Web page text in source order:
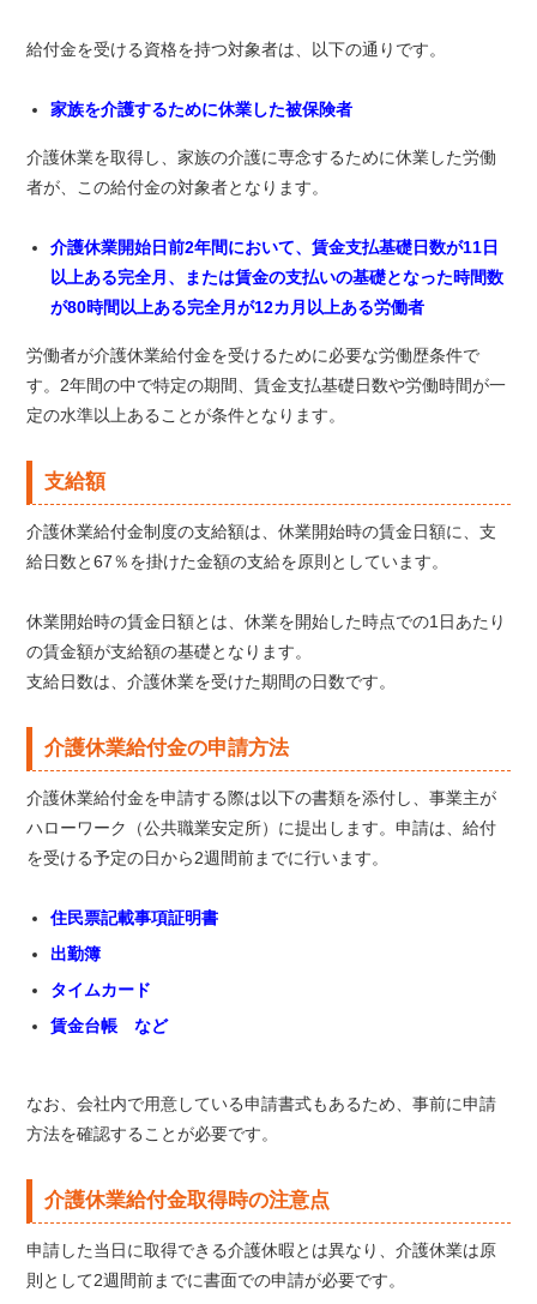
給付金を受ける資格を持つ対象者は、以下の通りです。
家族を介護するために休業した被保険者
介護休業を取得し、家族の介護に専念するために休業した労働
者が、この給付金の対象者となります。
介護休業開始日前2年間において、賃金支払基礎日数が11日
以上ある完全月、または賃金の支払いの基礎となった時間数
が80時間以上ある完全月が12カ月以上ある労働者
労働者が介護休業給付金を受けるために必要な労働歴条件で
す。2年間の中で特定の期間、賃金支払基礎日数や労働時間が一
定の水準以上あることが条件となります。
支給額
介護休業給付金制度の支給額は、休業開始時の賃金日額に、支
給日数と67％を掛けた金額の支給を原則としています。
休業開始時の賃金日額とは、休業を開始した時点での1日あたり
の賃金額が支給額の基礎となります。
支給日数は、介護休業を受けた期間の日数です。
介護休業給付金の申請方法
介護休業給付金を申請する際は以下の書類を添付し、事業主が
ハローワーク（公共職業安定所）に提出します。申請は、給付
を受ける予定の日から2週間前までに行います。
住民票記載事項証明書
出勤簿
タイムカード
賃金台帳 など
なお、会社内で用意している申請書式もあるため、事前に申請
方法を確認することが必要です。
介護休業給付金取得時の注意点
申請した当日に取得できる介護休暇とは異なり、介護休業は原
則として2週間前までに書面での申請が必要です。